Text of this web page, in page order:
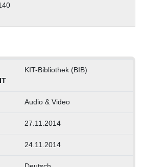
KIT-Bibliothek (BIB)
Audio & Video
27.11.2014
24.11.2014